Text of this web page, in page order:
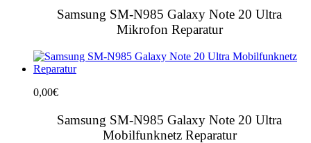
Samsung SM-N985 Galaxy Note 20 Ultra
Mikrofon Reparatur
0,00€
Samsung SM-N985 Galaxy Note 20 Ultra
Mobilfunknetz Reparatur